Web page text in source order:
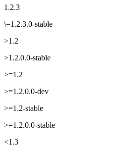
1.2.3
\=1.2.3.0-stable
>1.2
>1.2.0.0-stable
>=1.2
>=1.2.0.0-dev
>=1.2-stable
>=1.2.0.0-stable
<1.3